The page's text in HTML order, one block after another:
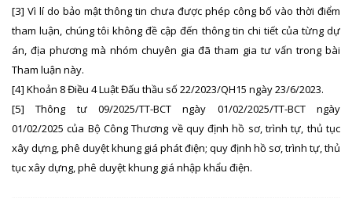
[3] Vì lí do bảo mật thông tin chưa được phép công bố vào thời điểm
tham luận, chúng tôi không đề cập đến thông tin chi tiết của từng dự
án, địa phương mà nhóm chuyên gia đã tham gia tư vấn trong bài
Tham luận này.
[4] Khoản 8 Điều 4 Luật Đấu thầu số 22/2023/QH15 ngày 23/6/2023.
[5]
Thông tư 09/2025/TT-BCT ngày 01/02/2025/TT-BCT ngày
01/02/2025 của Bộ Công Thương về quy định hồ sơ, trình tự, thủ tục
xây dựng, phê duyệt khung giá phát điện; quy định hồ sơ, trình tự, thủ
tục xây dựng, phê duyệt khung giá nhập khẩu điện.